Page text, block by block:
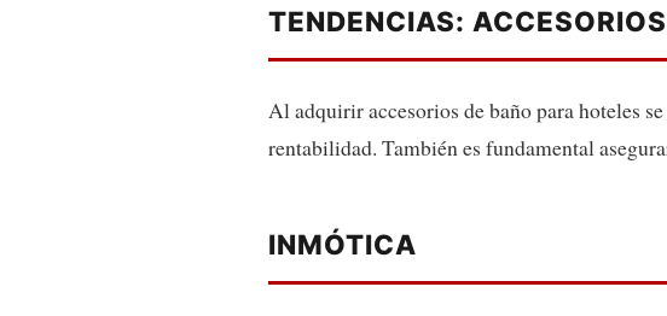
TENDENCIAS:
Al adquirir accesorios de baño para hoteles
rentabilidad. También es fundamental
INMÓTICA